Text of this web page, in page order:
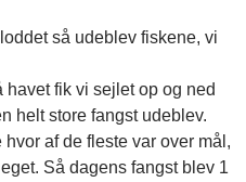
så udeblev fiskene, vi
fik vi sejlet op og ned
helt store fangst udeblev.
af de fleste var over mål,
Så dagens fangst blev 1